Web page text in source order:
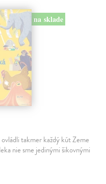
na sklade
takmer každý kút Zeme
nie sme jedinými šikovnými